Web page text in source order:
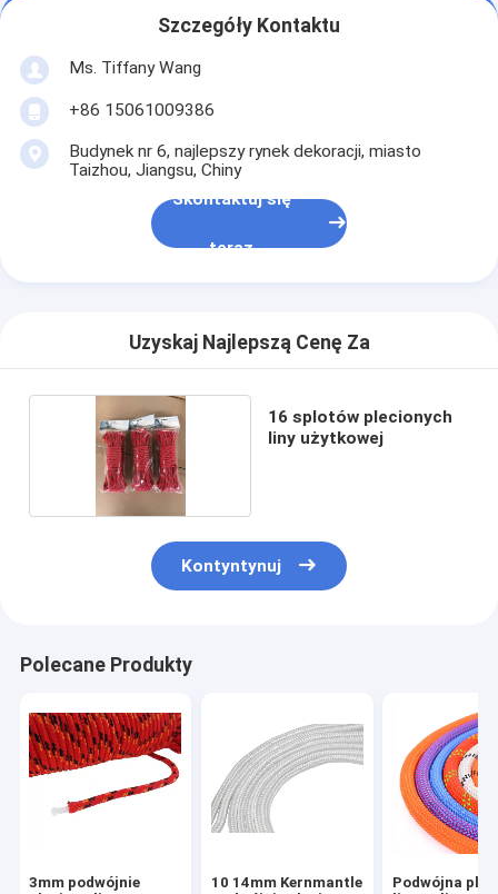
Szczegóły Kontaktu
Ms. Tiffany Wang
+86 15061009386
Budynek nr 6, najlepszy rynek dekoracji, miasto
Taizhou, Jiangsu, Chiny
Skontaktuj się
teraz
Uzyskaj Najlepszą Cenę Za
16 splotów plecionych
liny użytkowej
Kontyntynuj
Polecane Produkty
3mm podwójnie
10 14mm Kernmantle
Podwójna